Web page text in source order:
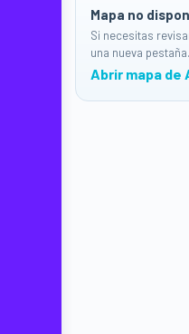
Mapa no
Si necesitas
una nueva pestaña.
Abrir mapa de